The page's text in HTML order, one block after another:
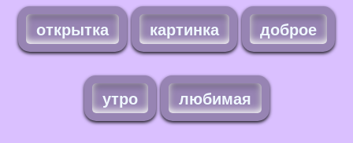
открытка картинка доброе
утро любимая